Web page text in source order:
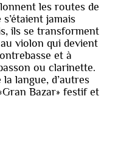
les routes de
jamais
ils se transforment
violon qui devient
et à
ou clarinette.
langue, d’autres
Bazar» festif et